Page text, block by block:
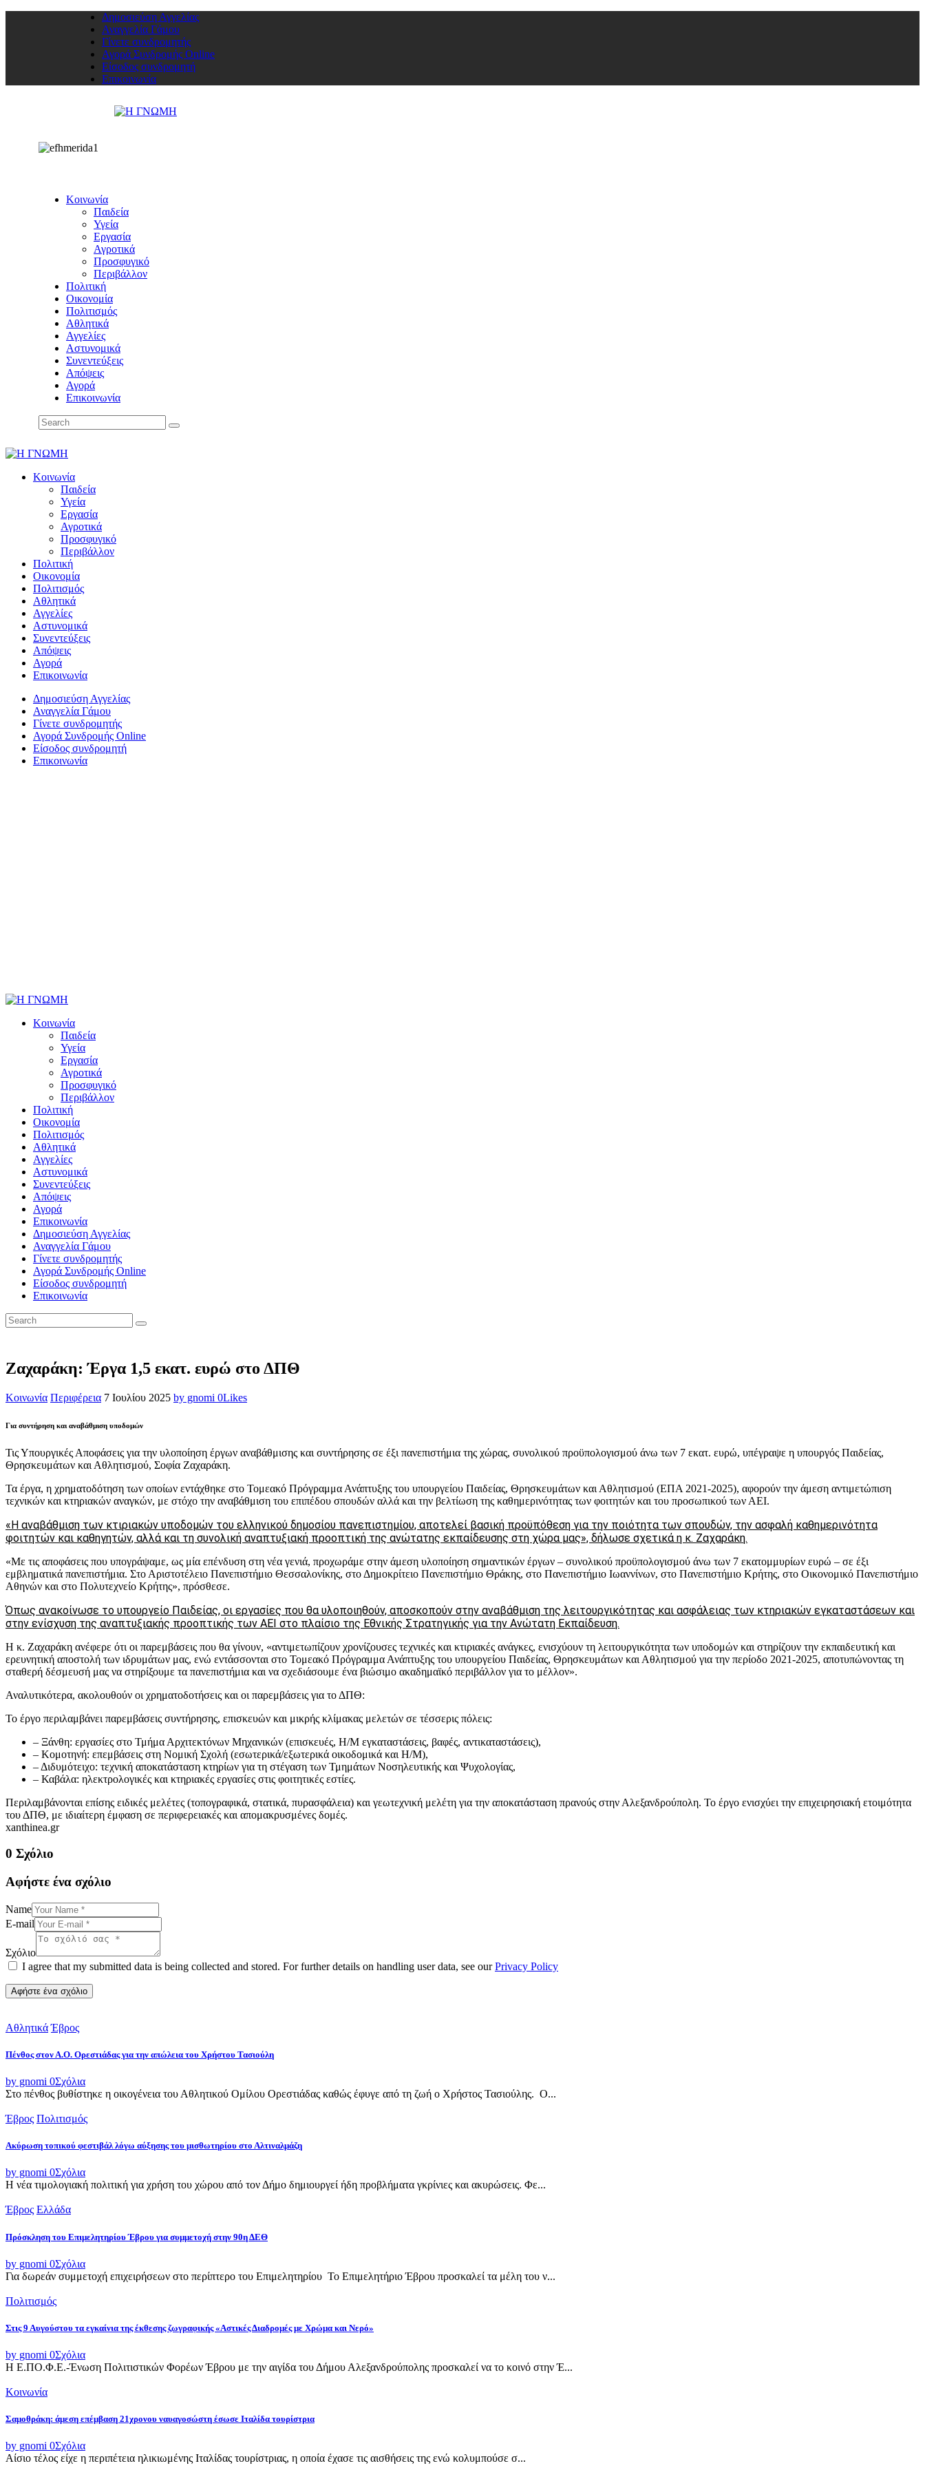
Δημοσιεύση Αγγελίας
Αναγγελία Γάμου
Γίνετε συνδρομητής
Αγορά Συνδρομής Online
Είσοδος συνδρομητή
Επικοινωνία
Κοινωνία
Παιδεία
Υγεία
Εργασία
Αγροτικά
Προσφυγικό
Περιβάλλον
Πολιτική
Οικονομία
Πολιτισμός
Αθλητικά
Αγγελίες
Αστυνομικά
Συνεντεύξεις
Απόψεις
Αγορά
Επικοινωνία
Κοινωνία
Παιδεία
Υγεία
Εργασία
Αγροτικά
Προσφυγικό
Περιβάλλον
Πολιτική
Οικονομία
Πολιτισμός
Αθλητικά
Αγγελίες
Αστυνομικά
Συνεντεύξεις
Απόψεις
Αγορά
Επικοινωνία
Δημοσιεύση Αγγελίας
Αναγγελία Γάμου
Γίνετε συνδρομητής
Αγορά Συνδρομής Online
Είσοδος συνδρομητή
Επικοινωνία
Κοινωνία
Παιδεία
Υγεία
Εργασία
Αγροτικά
Προσφυγικό
Περιβάλλον
Πολιτική
Οικονομία
Πολιτισμός
Αθλητικά
Αγγελίες
Αστυνομικά
Συνεντεύξεις
Απόψεις
Αγορά
Επικοινωνία
Δημοσιεύση Αγγελίας
Αναγγελία Γάμου
Γίνετε συνδρομητής
Αγορά Συνδρομής Online
Είσοδος συνδρομητή
Επικοινωνία
Ζαχαράκη: Έργα 1,5 εκατ. ευρώ στο ΔΠΘ
Κοινωνία Περιφέρεια 7 Ιουλίου 2025 by gnomi 0Likes
Για συντήρηση και αναβάθμιση υποδομών
Τις Υπουργικές Αποφάσεις για την υλοποίηση έργων αναβάθμισης και συντήρησης σε έξι πανεπιστήμια της χώρας, συνολικού προϋπολογισμού άνω των 7 εκατ. ευρώ, υπέγραψε η υπουργός Παιδείας,
Θρησκευμάτων και Αθλητισμού, Σοφία Ζαχαράκη.
Τα έργα, η χρηματοδότηση των οποίων εντάχθηκε στο Τομεακό Πρόγραμμα Ανάπτυξης του υπουργείου Παιδείας, Θρησκευμάτων και Αθλητισμού (ΕΠΑ 2021-2025), αφορούν την άμεση αντιμετώπιση
τεχνικών και κτηριακών αναγκών, με στόχο την αναβάθμιση του επιπέδου σπουδών αλλά και την βελτίωση της καθημερινότητας των φοιτητών και του προσωπικού των ΑΕΙ.
«Η αναβάθμιση των κτιριακών υποδομών του ελληνικού δημοσίου πανεπιστημίου, αποτελεί βασική προϋπόθεση για την ποιότητα των σπουδών, την ασφαλή καθημερινότητα
φοιτητών και καθηγητών, αλλά και τη συνολική αναπτυξιακή προοπτική της ανώτατης εκπαίδευσης στη χώρα μας», δήλωσε σχετικά η κ. Ζαχαράκη.
«Με τις αποφάσεις που υπογράψαμε, ως μία επένδυση στη νέα γενιά, προχωράμε στην άμεση υλοποίηση σημαντικών έργων – συνολικού προϋπολογισμού άνω των 7 εκατομμυρίων ευρώ – σε έξι
εμβληματικά πανεπιστήμια. Στο Αριστοτέλειο Πανεπιστήμιο Θεσσαλονίκης, στο Δημοκρίτειο Πανεπιστήμιο Θράκης, στο Πανεπιστήμιο Ιωαννίνων, στο Πανεπιστήμιο Κρήτης, στο Οικονομικό Πανεπιστήμιο
Αθηνών και στο Πολυτεχνείο Κρήτης», πρόσθεσε.
Όπως ανακοίνωσε το υπουργείο Παιδείας, οι εργασίες που θα υλοποιηθούν, αποσκοπούν στην αναβάθμιση της λειτουργικότητας και ασφάλειας των κτηριακών εγκαταστάσεων και
στην ενίσχυση της αναπτυξιακής προοπτικής των ΑΕΙ στο πλαίσιο της Εθνικής Στρατηγικής για την Ανώτατη Εκπαίδευση.
Η κ. Ζαχαράκη ανέφερε ότι οι παρεμβάσεις που θα γίνουν, «αντιμετωπίζουν χρονίζουσες τεχνικές και κτιριακές ανάγκες, ενισχύουν τη λειτουργικότητα των υποδομών και στηρίζουν την εκπαιδευτική και
ερευνητική αποστολή των ιδρυμάτων μας, ενώ εντάσσονται στο Τομεακό Πρόγραμμα Ανάπτυξης του υπουργείου Παιδείας, Θρησκευμάτων και Αθλητισμού για την περίοδο 2021-2025, αποτυπώνοντας τη
σταθερή δέσμευσή μας να στηρίξουμε τα πανεπιστήμια και να σχεδιάσουμε ένα βιώσιμο ακαδημαϊκό περιβάλλον για το μέλλον».
Αναλυτικότερα, ακολουθούν οι χρηματοδοτήσεις και οι παρεμβάσεις για το ΔΠΘ:
Το έργο περιλαμβάνει παρεμβάσεις συντήρησης, επισκευών και μικρής κλίμακας μελετών σε τέσσερις πόλεις:
– Ξάνθη: εργασίες στο Τμήμα Αρχιτεκτόνων Μηχανικών (επισκευές, Η/Μ εγκαταστάσεις, βαφές, αντικαταστάσεις),
– Κομοτηνή: επεμβάσεις στη Νομική Σχολή (εσωτερικά/εξωτερικά οικοδομικά και Η/Μ),
– Διδυμότειχο: τεχνική αποκατάσταση κτηρίων για τη στέγαση των Τμημάτων Νοσηλευτικής και Ψυχολογίας,
– Καβάλα: ηλεκτρολογικές και κτηριακές εργασίες στις φοιτητικές εστίες.
Περιλαμβάνονται επίσης ειδικές μελέτες (τοπογραφικά, στατικά, πυρασφάλεια) και γεωτεχνική μελέτη για την αποκατάσταση πρανούς στην Αλεξανδρούπολη. Το έργο ενισχύει την επιχειρησιακή ετοιμότητα
του ΔΠΘ, με ιδιαίτερη έμφαση σε περιφερειακές και απομακρυσμένες δομές.
xanthinea.gr
0 Σχόλιο
Αφήστε ένα σχόλιο
Name
E-mail
Σχόλιο
I agree that my submitted data is being collected and stored. For further details on handling user data, see ourPrivacy Policy
Αθλητικά Έβρος
Πένθος στον Α.Ο. Ορεστιάδας για την απώλεια του Χρήστου Τασιούλη
by gnomi 0Σχόλια
Στο πένθος βυθίστηκε η οικογένεια του Αθλητικού Ομίλου Ορεστιάδας καθώς έφυγε από τη ζωή ο Χρήστος Τασιούλης. Ο...
Έβρος Πολιτισμός
Ακύρωση τοπικού φεστιβάλ λόγω αύξησης του μισθωτηρίου στο Αλτιναλμάζη
by gnomi 0Σχόλια
Η νέα τιμολογιακή πολιτική για χρήση του χώρου από τον Δήμο δημιουργεί ήδη προβλήματα γκρίνιες και ακυρώσεις. Φε...
Έβρος Ελλάδα
Πρόσκληση του Επιμελητηρίου Έβρου για συμμετοχή στην 90η ΔΕΘ
by gnomi 0Σχόλια
Για δωρεάν συμμετοχή επιχειρήσεων στο περίπτερο του Επιμελητηρίου Το Επιμελητήριο Έβρου προσκαλεί τα μέλη του ν...
Πολιτισμός
Στις 9 Αυγούστου τα εγκαίνια της έκθεσης ζωγραφικής «Αστικές Διαδρομές με Χρώμα και Νερό»
by gnomi 0Σχόλια
Η Ε.ΠΟ.Φ.Ε.-Ένωση Πολιτιστικών Φορέων Έβρου με την αιγίδα του Δήμου Αλεξανδρούπολης προσκαλεί να το κοινό στην Έ...
Κοινωνία
Σαμοθράκη: άμεση επέμβαση 21χρονου ναυαγοσώστη έσωσε Ιταλίδα τουρίστρια
by gnomi 0Σχόλια
Αίσιο τέλος είχε η περιπέτεια ηλικιωμένης Ιταλίδας τουρίστριας, η οποία έχασε τις αισθήσεις της ενώ κολυμπούσε σ...